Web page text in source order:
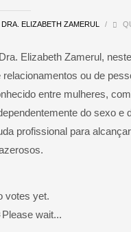
DRA. ELIZABETH ZAMERUL /
Elizabeth Zamerul,
relacionamentos ou de
entre mulheres,
do sexo e
profissional para
votes yet.
Please wait...